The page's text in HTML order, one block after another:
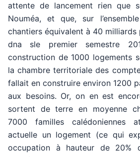
attente de lancement rien que
Nouméa, et que, sur
chantiers équivalent à 40
dna sle premier semestre
construction de 1000 logements
la chambre territoriale des
fallait en construire environ 1200
aux besoins. Or, on en est
sortent de terre en moyenne
7000 familles calédoniennes
actuelle un logement (ce qui
occupation à hauteur de 20%